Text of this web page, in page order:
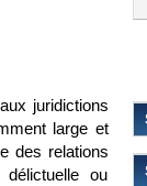
juridictions
large et
des relations
ou